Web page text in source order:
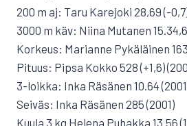
200 m aj: Taru Karejoki 28,69 (-
3000 m käv: Niina Mutanen
Korkeus: Marianne Pykäläinen
Pituus: Pipsa Kokko 528 (+1,6)
3-loikka: Inka Räsänen 10.64
Seiväs: Inka Räsänen 285 (2001)
Kuula 3 kg Helena Puhakka 13.56